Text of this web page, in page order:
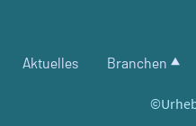
Aktuelles Branchen